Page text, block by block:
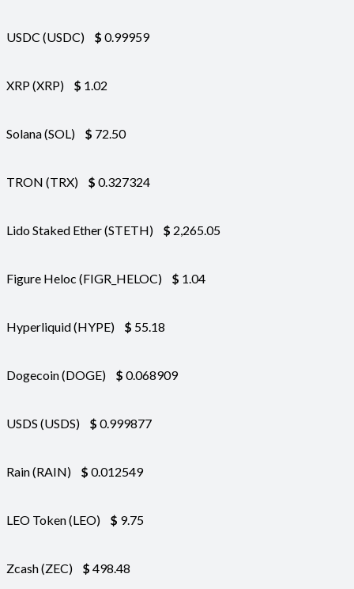
USDC (USDC) $ 0.99959
XRP (XRP) $ 1.02
Solana (SOL) $ 72.50
TRON (TRX) $ 0.327324
Lido Staked Ether (STETH) $ 2,265.05
Figure Heloc (FIGR_HELOC) $ 1.04
Hyperliquid (HYPE) $ 55.18
Dogecoin (DOGE) $ 0.068909
USDS (USDS) $ 0.999877
Rain (RAIN) $ 0.012549
LEO Token (LEO) $ 9.75
Zcash (ZEC) $ 498.48